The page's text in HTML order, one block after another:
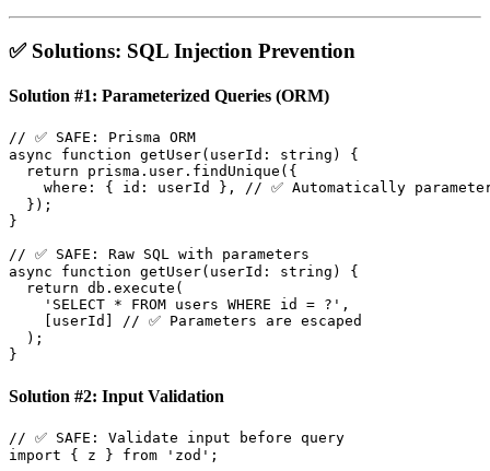
✅ Solutions: SQL Injection Prevention
Solution #1: Parameterized Queries (ORM)
// ✅ SAFE: Prisma ORM
async function getUser(userId: string) {
  return prisma.user.findUnique({
where: { id: userId }, // ✅ Automatically
  });
}
// ✅ SAFE: Raw SQL with parameters
async function getUser(userId: string) {
  return db.execute(
    'SELECT * FROM users WHERE id = ?',
    [userId] // ✅ Parameters are escaped
  );
Solution #2: Input Validation
// ✅ SAFE: Validate input before query
import { z } from 'zod';